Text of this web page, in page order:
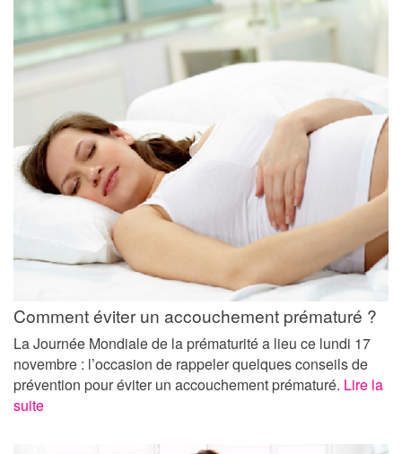
Comment éviter un accouchement prématuré ?
La Journée Mondiale de la prématurité a lieu ce lundi 17
novembre : l’occasion de rappeler quelques conseils de
prévention pour éviter un accouchement prématuré. Lire la
suite